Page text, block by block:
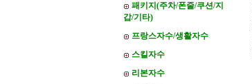
패키지(주차/폰줄/쿠션/지
갑/기타)
프랑스자수/생활자수
스킬자수
리본자수